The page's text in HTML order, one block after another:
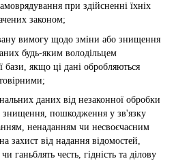
при здійсненні їхніх
законом;
вимогу щодо зміни або знищення
будь-яким володільцем
бази, якщо ці дані обробляються
даних від незаконної обробки
знищення, пошкодження у зв'язку
ненаданням чи несвоєчасним
захист від надання відомостей,
ганьблять честь, гідність та ділову